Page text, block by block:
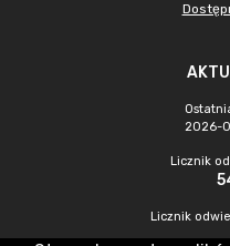
2026-
Licznik
Licznik